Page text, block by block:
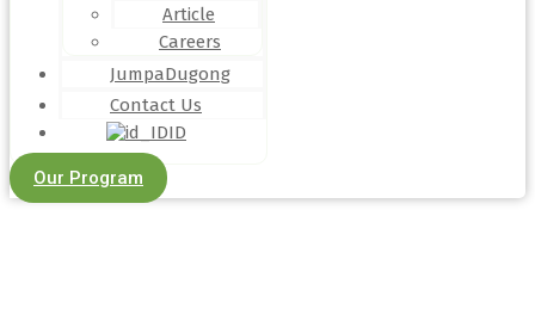
Article
Careers
JumpaDugong
Contact Us
ID
Our Program